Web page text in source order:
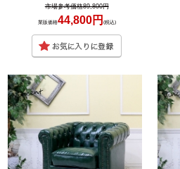
市場参考価格89,800円
業販価格44,800円 (税込)